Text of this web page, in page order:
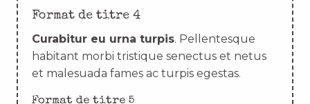
Format de titre 4
Curabitur eu urna turpis. Pellentesque
habitant morbi tristique senectus et netus
et malesuada fames ac turpis egestas.
Format de titre 5